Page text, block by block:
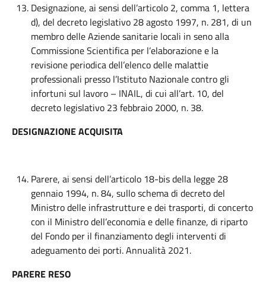
Designazione, ai sensi dell’articolo 2, comma 1, lettera
d), del decreto legislativo 28 agosto 1997, n. 281, di un
membro delle Aziende sanitarie locali in seno alla
Commissione Scientifica per l’elaborazione e la
revisione periodica dell’elenco delle malattie
professionali presso l’Istituto Nazionale contro gli
infortuni sul lavoro – INAIL, di cui all’art. 10, del
decreto legislativo 23 febbraio 2000, n. 38.
DESIGNAZIONE ACQUISITA
Parere, ai sensi dell’articolo 18-bis della legge 28
gennaio 1994, n. 84, sullo schema di decreto del
Ministro delle infrastrutture e dei trasporti, di concerto
con il Ministro dell’economia e delle finanze, di riparto
del Fondo per il finanziamento degli interventi di
adeguamento dei porti. Annualità 2021.
PARERE RESO